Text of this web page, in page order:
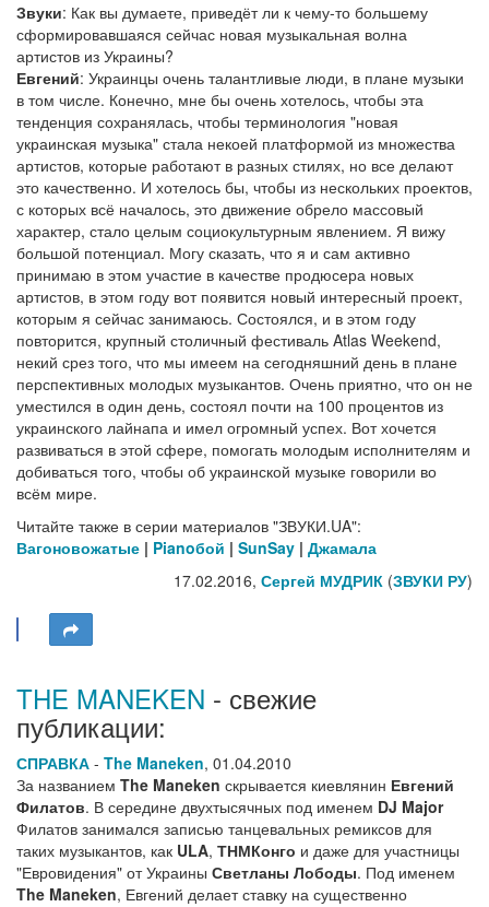
Звуки: Как вы думаете, приведёт ли к чему-то большему
сформировавшаяся сейчас новая музыкальная волна
артистов из Украины?
Евгений: Украинцы очень талантливые люди, в плане музыки
в том числе. Конечно, мне бы очень хотелось, чтобы эта
тенденция сохранялась, чтобы терминология "новая
украинская музыка" стала некоей платформой из множества
артистов, которые работают в разных стилях, но все делают
это качественно. И хотелось бы, чтобы из нескольких проектов,
с которых всё началось, это движение обрело массовый
характер, стало целым социокультурным явлением. Я вижу
большой потенциал. Могу сказать, что я и сам активно
принимаю в этом участие в качестве продюсера новых
артистов, в этом году вот появится новый интересный проект,
которым я сейчас занимаюсь. Состоялся, и в этом году
повторится, крупный столичный фестиваль Atlas Weekend,
некий срез того, что мы имеем на сегодняшний день в плане
перспективных молодых музыкантов. Очень приятно, что он не
уместился в один день, состоял почти на 100 процентов из
украинского лайнапа и имел огромный успех. Вот хочется
развиваться в этой сфере, помогать молодым исполнителям и
добиваться того, чтобы об украинской музыке говорили во
всём мире.
Читайте также в серии материалов "ЗВУКИ.UA":
Вагоновожатые | Pianoбой | SunSay | Джамала
17.02.2016, Сергей МУДРИК (ЗВУКИ РУ)
THE MANEKEN - свежие
публикации:
СПРАВКА - The Maneken, 01.04.2010
За названием The Maneken скрывается киевлянин Евгений
Филатов. В середине двухтысячных под именем DJ Major
Филатов занимался записью танцевальных ремиксов для
таких музыкантов, как ULA, ТНМКонго и даже для участницы
"Евровидения" от Украины Светланы Лободы. Под именем
The Maneken, Евгений делает ставку на существенно